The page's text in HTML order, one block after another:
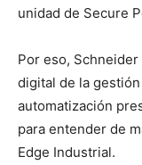
unidad de Secure
Por eso,
digital de la
automatización
para entender de
Edge Industrial.